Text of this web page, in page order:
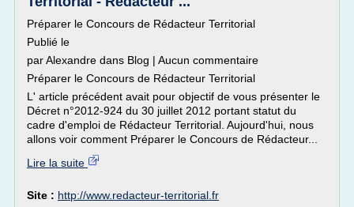
Préparer le Concours de Rédacteur Territorial
Publié le
par Alexandre dans Blog | Aucun commentaire
Préparer le Concours de Rédacteur Territorial
L' article précédent avait pour objectif de vous présenter le
Décret n°2012-924 du 30 juillet 2012 portant statut du
cadre d'emploi de Rédacteur Territorial. Aujourd'hui, nous
allons voir comment Préparer le Concours de Rédacteur...
Lire la suite
Site : http://www.redacteur-territorial.fr